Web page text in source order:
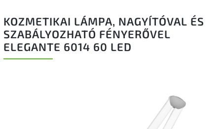
KOZMETIKAI LÁMPA, NAGYÍTÓVAL ÉS
SZABÁLYOZHATÓ FÉNYERŐVEL
ELEGANTE 6014 60 LED